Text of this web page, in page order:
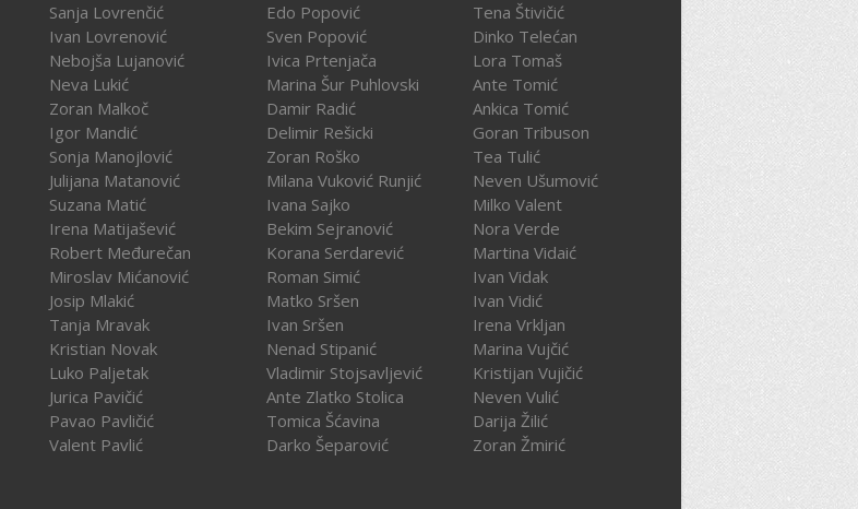
Sanja Lovrenčić
Ivan Lovrenović
Nebojša Lujanović
Neva Lukić
Zoran Malkoč
Igor Mandić
Sonja Manojlović
Julijana Matanović
Suzana Matić
Irena Matijašević
Robert Međurečan
Miroslav Mićanović
Josip Mlakić
Tanja Mravak
Kristian Novak
Luko Paljetak
Jurica Pavičić
Pavao Pavličić
Valent Pavlić
Edo Popović
Sven Popović
Ivica Prtenjača
Marina Šur Puhlovski
Damir Radić
Delimir Rešicki
Zoran Roško
Milana Vuković Runjić
Ivana Sajko
Bekim Sejranović
Korana Serdarević
Roman Simić
Matko Sršen
Ivan Sršen
Nenad Stipanić
Vladimir Stojsavljević
Ante Zlatko Stolica
Tomica Šćavina
Darko Šeparović
Tena Štivičić
Dinko Telećan
Lora Tomaš
Ante Tomić
Ankica Tomić
Goran Tribuson
Tea Tulić
Neven Ušumović
Milko Valent
Nora Verde
Martina Vidaić
Ivan Vidak
Ivan Vidić
Irena Vrkljan
Marina Vujčić
Kristijan Vujičić
Neven Vulić
Darija Žilić
Zoran Žmirić